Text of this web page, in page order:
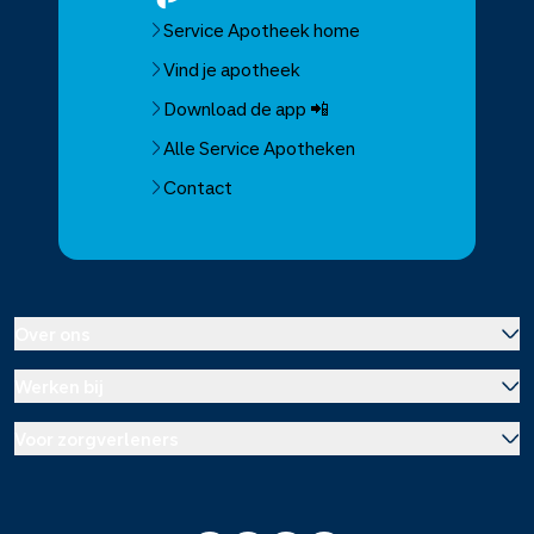
Service Apotheek home
Vind je apotheek
Download de app 📲
Alle Service Apotheken
Contact
Over Mosadex